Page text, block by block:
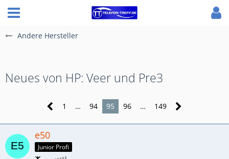
Andere Hersteller
Neues von HP: Veer und Pre3
1 … 94 95 96 … 149
e50
Junior Profi